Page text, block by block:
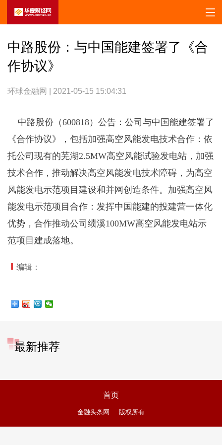
中路股份：与中国能建签署了《合
作协议》
环球金融网 | 2021-05-15 15:04:31
中路股份（600818）公告：公司与中国能建签署了
《合作协议》，包括加强高空风能发电技术合作：依
托公司现有的芜湖2.5MW高空风能试验发电站，加强
技术合作，推动解决高空风能发电技术障碍，为高空
风能发电示范项目建设和并网创造条件。加强高空风
能发电示范项目合作：发挥中国能建的投建营一体化
优势，合作推动公司绩溪100MW高空风能发电站示
范项目建成落地。
编辑：
最新推荐
首页
金融头条网 版权所有